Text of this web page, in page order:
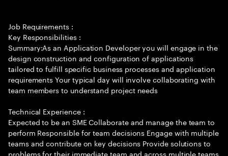
Job Requirements :
Key Responsibilities :
Summary:As an Application Developer you will engage in the
design construction and configuration of applications
tailored to fulfill specific business processes and application
requirements Your typical day will involve collaborating with
team members to understand project needs
Technical Experience :
Expected to be an SME Collaborate and manage the team to
perform Responsible for team decisions Engage with multiple
teams and contribute on key decisions Provide solutions to
problems for their immediate team and across multiple teams